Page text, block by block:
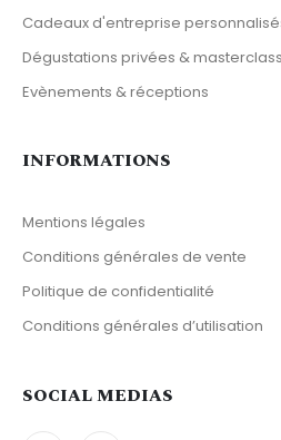
Cadeaux d'entreprise
Dégustations privées & masterclass
Evènements & réceptions
INFORMATIONS
Mentions légales
Conditions générales de vente
Politique de confidentialité
Conditions générales d’utilisation
SOCIAL MEDIAS